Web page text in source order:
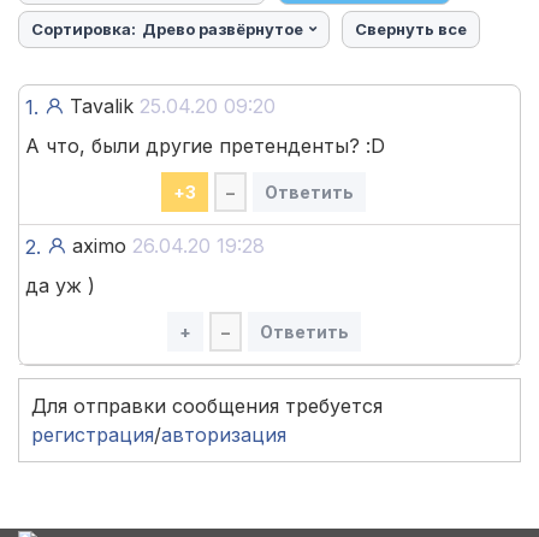
Сортировка: Древо развёрнутое Свернуть все
1. Tavalik 25.04.20 09:20
А что, были другие претенденты? :D
+3 – Ответить
2. aximo 26.04.20 19:28
да уж )
+ – Ответить
Для отправки сообщения требуется
регистрация/авторизация